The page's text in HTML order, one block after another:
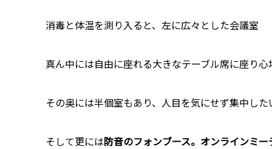
消毒と体温を測り入ると、左に広々とした会議室
真ん中には自由に座れる大きなテーブル席に座り
その奥には半個室もあり、人目を気にせず集中し
そして更には防音のフォンブース。 オンラインミー